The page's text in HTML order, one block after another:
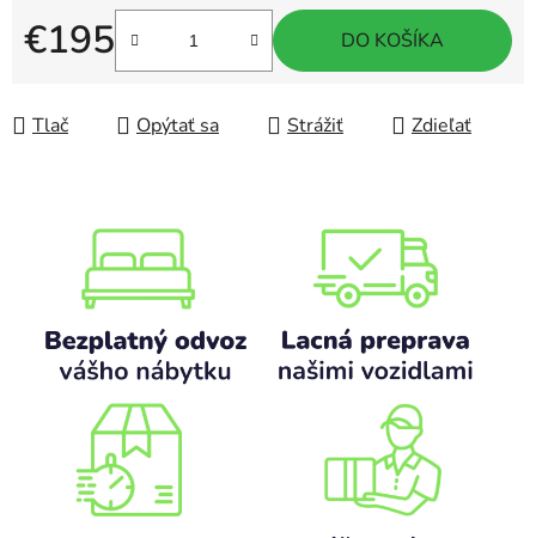
€195
Jednotková cena:
DO KOŠÍKA
Tlač Opýtať sa Strážiť Zdieľať